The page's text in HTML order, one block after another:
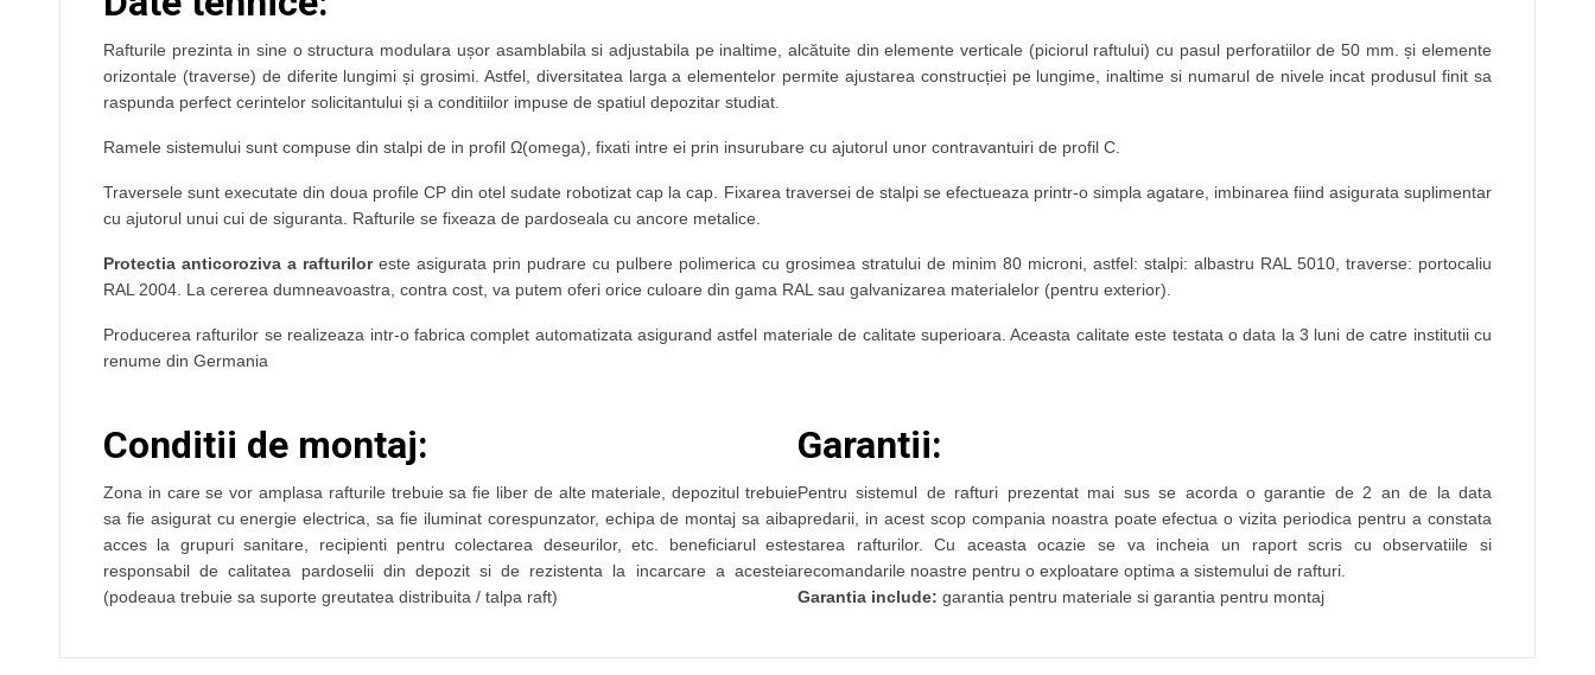
Rafturile prezinta in sine o structura modulara ușor asamblabila si adjustabila pe inaltime, alcătuite din elemente verticale (piciorul raftului) cu pasul perforatiilor de 50 mm. și elemente
orizontale (traverse) de diferite lungimi și grosimi. Astfel, diversitatea larga a elementelor permite ajustarea construcției pe lungime, inaltime si numarul de nivele incat produsul finit sa
raspunda perfect cerintelor solicitantului și a conditiilor impuse de spatiul depozitar studiat.
Ramele sistemului sunt compuse din stalpi de in profil Ω(omega), fixati intre ei prin insurubare cu ajutorul unor contravantuiri de profil C.
Traversele sunt executate din doua profile CP din otel sudate robotizat cap la cap. Fixarea traversei de stalpi se efectueaza printr-o simpla agatare, imbinarea fiind asigurata suplimentar
cu ajutorul unui cui de siguranta. Rafturile se fixeaza de pardoseala cu ancore metalice.
Protectia anticoroziva a rafturiloreste asigurata prin pudrare cu pulbere polimerica cu grosimea stratului de minim 80 microni, astfel: stalpi: albastru RAL 5010, traverse: portocaliu
RAL 2004. La cererea dumneavoastra, contra cost, va putem oferi orice culoare din gama RAL sau galvanizarea materialelor (pentru exterior).
Producerea rafturilor se realizeaza intr-o fabrica complet automatizata asigurand astfel materiale de calitate superioara. Aceasta calitate este testata o data la 3 luni de catre institutii cu
renume din Germania
Conditii de montaj:
Zona in care se vor amplasa rafturile trebuie sa fie liber de alte materiale, depozitul trebuie
sa fie asigurat cu energie electrica, sa fie iluminat corespunzator, echipa de montaj sa aiba
acces la grupuri sanitare, recipienti pentru colectarea deseurilor, etc. beneficiarul este
responsabil de calitatea pardoselii din depozit si de rezistenta la incarcare a acesteia
(podeaua trebuie sa suporte greutatea distribuita / talpa raft)
Garantii:
Pentru sistemul de rafturi prezentat mai sus se acorda o garantie de 2 an de la data
predarii, in acest scop compania noastra poate efectua o vizita periodica pentru a constata
starea rafturilor. Cu aceasta ocazie se va incheia un raport scris cu observatiile si
recomandarile noastre pentru o exploatare optima a sistemului de rafturi.
Garantia include: garantia pentru materiale si garantia pentru montaj